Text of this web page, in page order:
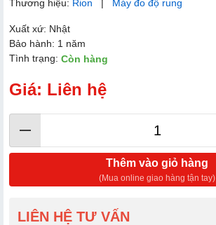
Thương hiệu: Rion | Máy đo độ rung
Xuất xứ: Nhật
Bảo hành: 1 năm
Tình trạng: Còn hàng
Giá: Liên hệ
Thêm vào giỏ hàng
(Mua online giao hàng tận tay)
LIÊN HỆ TƯ VẤN